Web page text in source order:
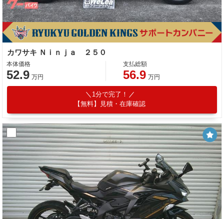
カワサキ Ｎｉｎｊａ ２５０
本体価格
52.9 万円
支払総額
56.9 万円
1分で完了！
【無料】見積・在庫確認